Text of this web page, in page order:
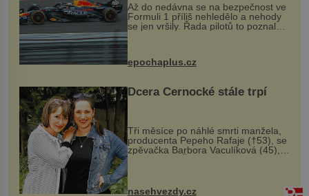
Až do nedávna se na bezpečnost ve
Formuli 1 příliš nehledělo a nehody
se jen vršily. Řada pilotů to poznala
na vlastní kůži, často s trvalými
následky nebo bohužel i ztrátou
života. Dnes nepochopiteln...
epochaplus.cz
Dcera Černocké stále trpí
Tři měsíce po náhlé smrti manžela,
producenta Pepeho Rafaje (†53), se
zpěvačka Barbora Vaculíková (45),
dcera Petry Černocké (75), poprvé
ozvala veřejnosti. Na sociální síti
sdílela, že se snaží fung...
nasehvezdy.cz